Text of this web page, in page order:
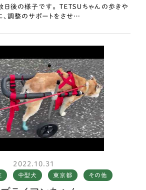
後の様子です。 ＴＥＴＳＵちゃんの歩きや
、調整のサポートをさせ…
2022.10.31
中型犬 東京都 その他